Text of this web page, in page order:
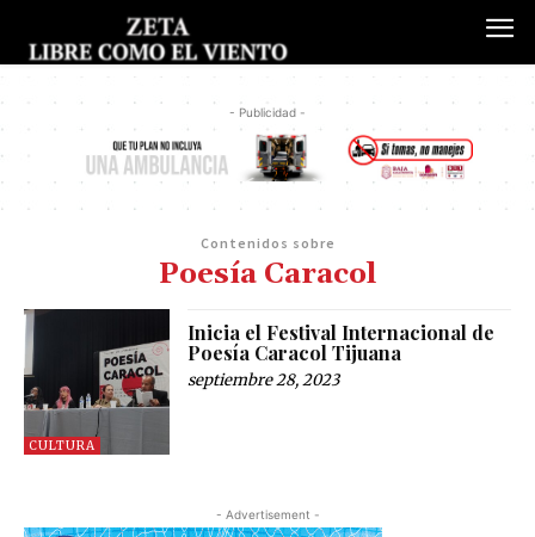
- Publicidad -
Contenidos sobre
Poesía Caracol
CULTURA
Inicia el Festival Internacional de
Poesía Caracol Tijuana
septiembre 28, 2023
- Advertisement -